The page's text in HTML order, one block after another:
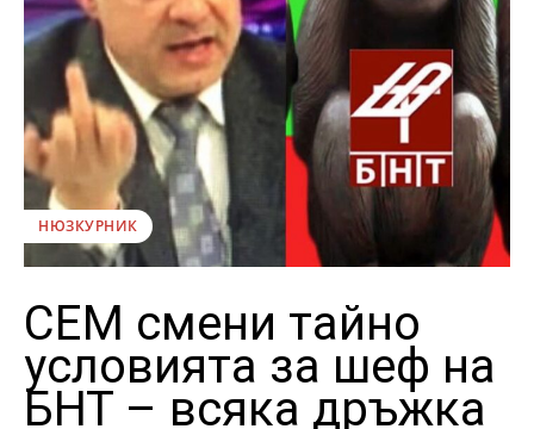
НЮЗКУРНИК
СЕМ смени тайно
условията за шеф на
БНТ – всяка дръжка